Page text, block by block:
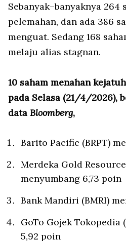
Sebanyak–banyaknya 264
pelemahan, dan ada 386
menguat. Sedang 168
melaju alias stagnan.
10 saham menahan
pada Selasa (21/4/2026),
data Bloomberg,
Barito Pacific (BRPT)
Merdeka Gold
menyumbang 6,73 poin
Bank Mandiri (BMRI)
GoTo Gojek Tokopedia
5,92 poin